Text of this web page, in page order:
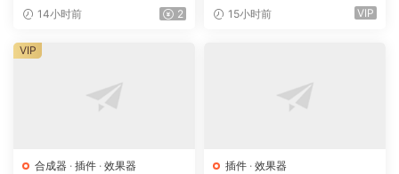
0.1 Incl Keygen-R2R [WiN]
14小时前 2
N, MacOSX]（184MB+240
15小时前 VIP
合成器 · 插件 · 效果器
VIP
插件 · 效果器